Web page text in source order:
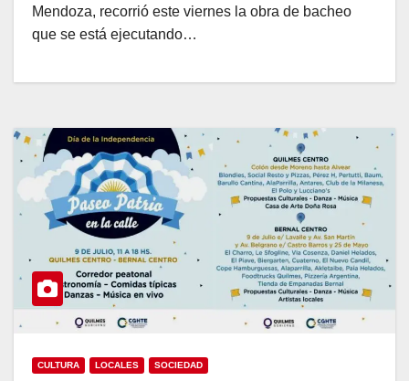
Mendoza, recorrió este viernes la obra de bacheo
que se está ejecutando…
CULTURA LOCALES SOCIEDAD